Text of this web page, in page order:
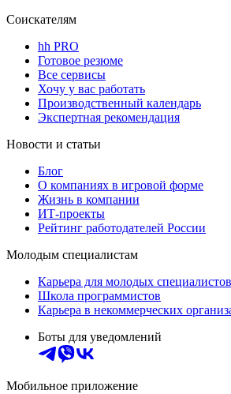
Соискателям
hh PRO
Готовое резюме
Все сервисы
Хочу у вас работать
Производственный календарь
Экспертная рекомендация
Новости и статьи
Блог
О компаниях в игровой форме
Жизнь в компании
ИТ-проекты
Рейтинг работодателей России
Молодым специалистам
Карьера для молодых специалистов
Школа программистов
Карьера в некоммерческих
Боты для уведомлений
Мобильное приложение